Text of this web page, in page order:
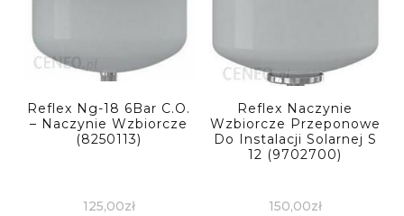
Reflex Ng-18 6Bar C.O.
– Naczynie Wzbiorcze
(8250113)
125,00zł
Reflex Naczynie
Wzbiorcze Przeponowe
Do Instalacji Solarnej S
12 (9702700)
150,00zł